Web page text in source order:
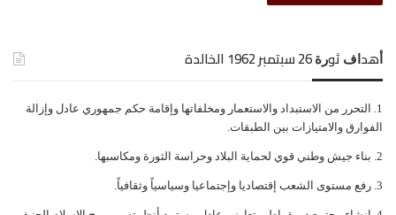
ﺃﻫﺪﺍﻑ ﺛﻮﺭﺓ 26 ﺳﺒﺘﻤﺒﺮ 1962 الخالدة
ﺍﻟﺘﺤﺮﺭ ﻣﻦ ﺍﻻﺳﺘﺒﺪﺍﺩ ﻭﺍﻻﺳﺘﻌﻤﺎﺭ ﻭﻣﺨﻠﻔﺎﺗﻬﺎ ﻭﺇﻗﺎﻣﺔ ﺣﻜﻢ ﺟﻤﻬﻮﺭﻱ ﻋﺎﺩﻝ ﻭﺇﺯﺍﻟﺔ
ﺍﻟﻔﻮﺍﺭﻕ ﻭﺍﻻﻣﺘﻴﺎﺯﺍﺕ ﺑﻴﻦ ﺍﻟﻄﺒﻘﺎﺕ.
ﺑﻨﺎﺀ ﺟﻴﺶ ﻭﻃﻨﻲ ﻗﻮﻱ ﻟﺤﻤﺎﻳﺔ ﺍﻟﺒﻼﺩ ﻭﺣﺮﺍﺳﺔ ﺍﻟﺜﻮﺭﺓ ﻭﻣﻜﺎﺳﺒﻬﺎ.
ﺭﻓﻊ ﻣﺴﺘﻮﻯ ﺍﻟﺸﻌﺐ ﺇﻗﺘﺼﺎﺩﻳﺎ ﻭﺇﺟﺘﻤﺎﻋﻴﺎ ﻭﺳﻴﺎﺳﻴﺎً ﻭﺛﻘﺎﻓﻴﺎً.